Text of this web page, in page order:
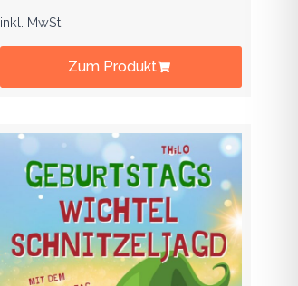
inkl. MwSt.
Zum Produkt